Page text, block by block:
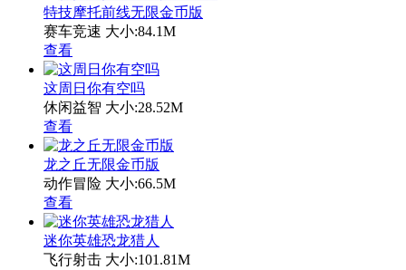
特技摩托前线无限金币版
赛车竞速 大小:84.1M
查看
这周日你有空吗
休闲益智 大小:28.52M
查看
龙之丘无限金币版
动作冒险 大小:66.5M
查看
迷你英雄恐龙猎人
飞行射击 大小:101.81M